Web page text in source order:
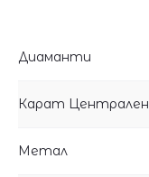
Диаманти
Карат Централен
Метал